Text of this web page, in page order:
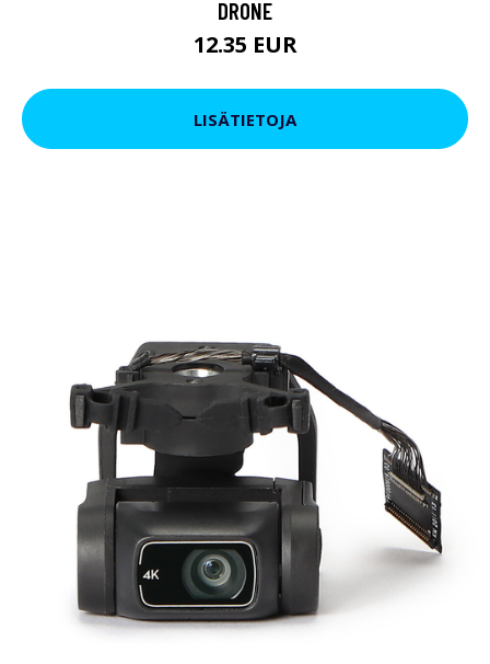
DRONE
12.35 EUR
LISÄTIETOJA